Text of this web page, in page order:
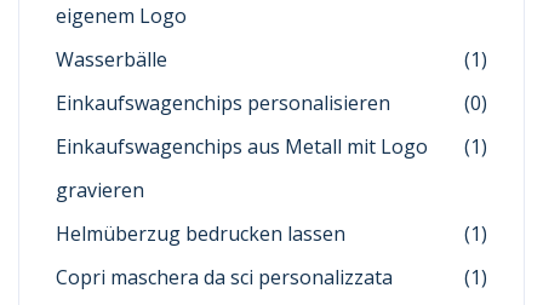
eigenem Logo
Wasserbälle
(1)
Einkaufswagenchips personalisieren
(0)
Einkaufswagenchips aus Metall mit Logo
gravieren
(1)
Helmüberzug bedrucken lassen
(1)
Copri maschera da sci personalizzata
(1)